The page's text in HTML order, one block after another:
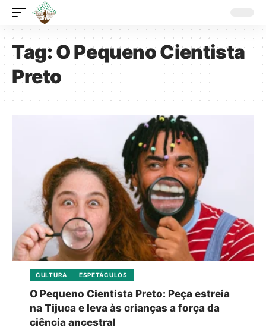
Tag:O Pequeno Cientista
Preto
CULTURA ESPETÁCULOS
O Pequeno Cientista Preto: Peça estreia
na Tijuca e leva às crianças a força da
ciência ancestral